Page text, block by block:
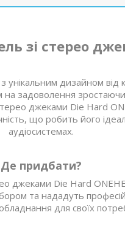
зі стерео
унікальним дизайном від
задоволення
джеками Die Hard
що робить його
аудіосистемах.
Де придбати?
джеками Die Hard
та нададуть
для своїх